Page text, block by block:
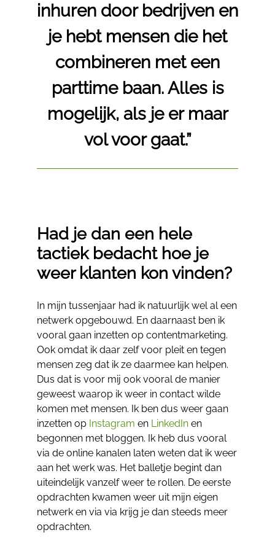
inhuren door bedrijven en
je hebt mensen die het
combineren met een
parttime baan. Alles is
mogelijk, als je er maar
vol voor gaat.”
Had je dan een hele
tactiek bedacht hoe je
weer klanten kon vinden?
In mijn tussenjaar had ik natuurlijk wel al een
netwerk opgebouwd. En daarnaast ben ik
vooral gaan inzetten op contentmarketing.
Ook omdat ik daar zelf voor pleit en tegen
mensen zeg dat ik ze daarmee kan helpen.
Dus dat is voor mij ook vooral de manier
geweest waarop ik weer in contact wilde
komen met mensen. Ik ben dus weer gaan
inzetten op Instagram en LinkedIn en
begonnen met bloggen. Ik heb dus vooral
via de online kanalen laten weten dat ik weer
aan het werk was. Het balletje begint dan
uiteindelijk vanzelf weer te rollen. De eerste
opdrachten kwamen weer uit mijn eigen
netwerk en via via krijg je dan steeds meer
opdrachten.